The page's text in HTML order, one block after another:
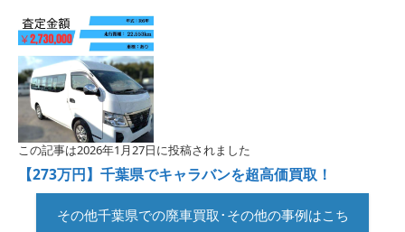
この記事は2026年1月27日に投稿されました
【273万円】千葉県でキャラバンを超高価買取！
その他千葉県での廃車買取･その他の事例はこち